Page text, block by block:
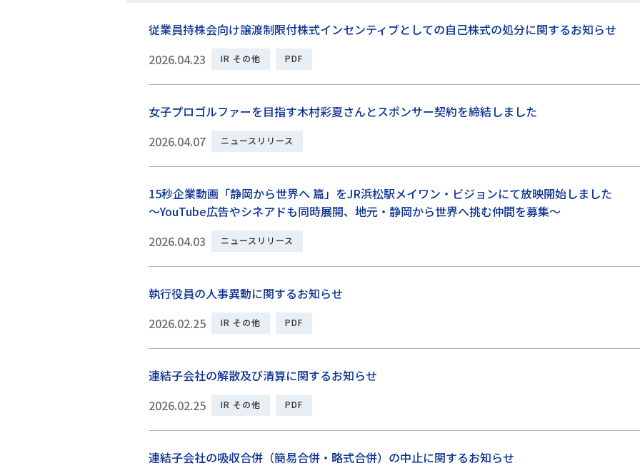
従業員持株会向け譲渡制限付株式インセンティブとしての自己株式の処分に関するお知らせ
2026.04.23
IR その他 PDF
女子プロゴルファーを目指す木村彩夏さんとスポンサー契約を締結しました
2026.04.07
ニュースリリース
15秒企業動画「静岡から世界へ 篇」をJR浜松駅メイワン・ビジョンにて放映開始しました
～YouTube広告やシネアドも同時展開、地元・静岡から世界へ挑む仲間を募集～
2026.04.03
ニュースリリース
執行役員の人事異動に関するお知らせ
2026.02.25
IR その他 PDF
連結子会社の解散及び清算に関するお知らせ
2026.02.25
IR その他 PDF
連結子会社の吸収合併（簡易合併・略式合併）の中止に関するお知らせ